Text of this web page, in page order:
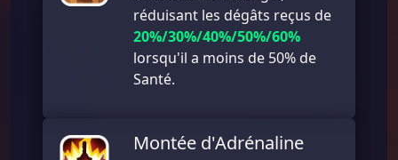
réduisant les dégâts reçus de
20%/30%/40%/50%/60%
lorsqu'il a moins de 50% de
Santé.
Montée d'Adrénaline